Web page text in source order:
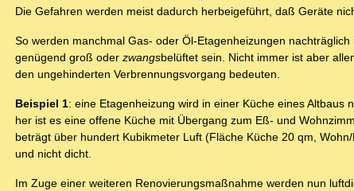
Die Gefahren werden meist dadurch herbeigeführt, daß Geräte
So werden manchmal Gas- oder Öl-Etagenheizungen
genügend groß oder zwangsbelüftet sein. Nicht immer ist aber
den ungehinderten Verbrennungsvorgang bedeuten.
Beispiel 1: eine Etagenheizung wird in einer Küche eines
her ist es eine offene Küche mit Übergang zum Eß- und
beträgt über hundert Kubikmeter Luft (Fläche Küche 20 qm,
und nicht dicht.
Im Zuge einer weiteren Renovierungsmaßnahme werden nun